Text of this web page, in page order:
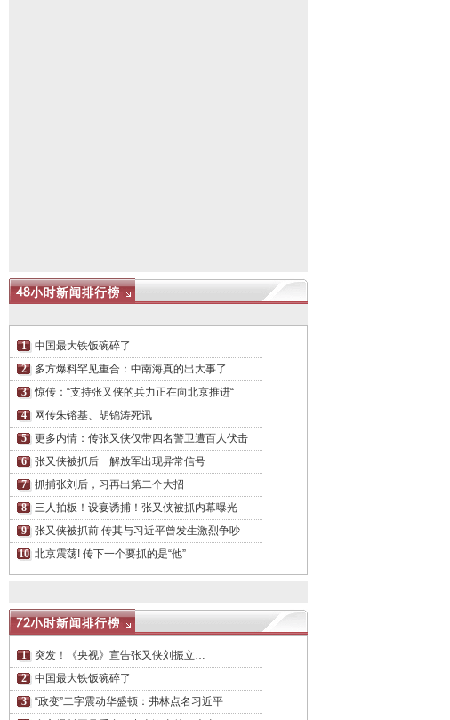
中国最大铁饭碗碎了
多方爆料罕见重合：中南海真的出大事了
惊传：“支持张又侠的兵力正在向北京推进“
网传朱镕基、胡锦涛死讯
更多内情：传张又侠仅带四名警卫遭百人伏击
张又侠被抓后 解放军出现异常信号
抓捕张刘后，习再出第二个大招
三人拍板！设宴诱捕！张又侠被抓内幕曝光
张又侠被抓前 传其与习近平曾发生激烈争吵
北京震荡! 传下一个要抓的是“他”
突发！《央视》宣告张又侠刘振立…
中国最大铁饭碗碎了
“政变”二字震动华盛顿：弗林点名习近平